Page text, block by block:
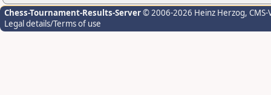
Chess-Tournament-Results-Server© 2006-2026 Heinz Herzog,
Legal details/Terms of use